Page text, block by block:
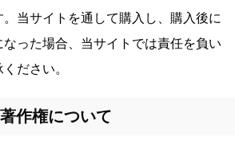
当サイトを通して購入し、購入後に
った場合、当サイトでは責任を負い
ださい。
著作権について